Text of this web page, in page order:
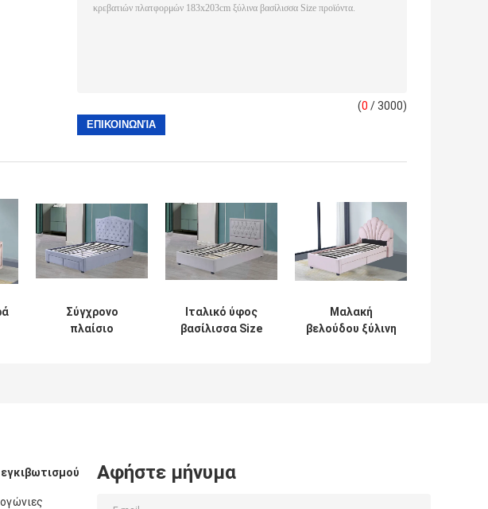
(0 / 3000)
Σύγχρονο
πλαίσιο
Ιταλικό ύφος
βασίλισσα Size
Μαλακή
βελούδου ξύλινη
Αφήστε μήνυμα